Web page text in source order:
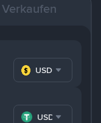
Verkaufen
USD
USDT